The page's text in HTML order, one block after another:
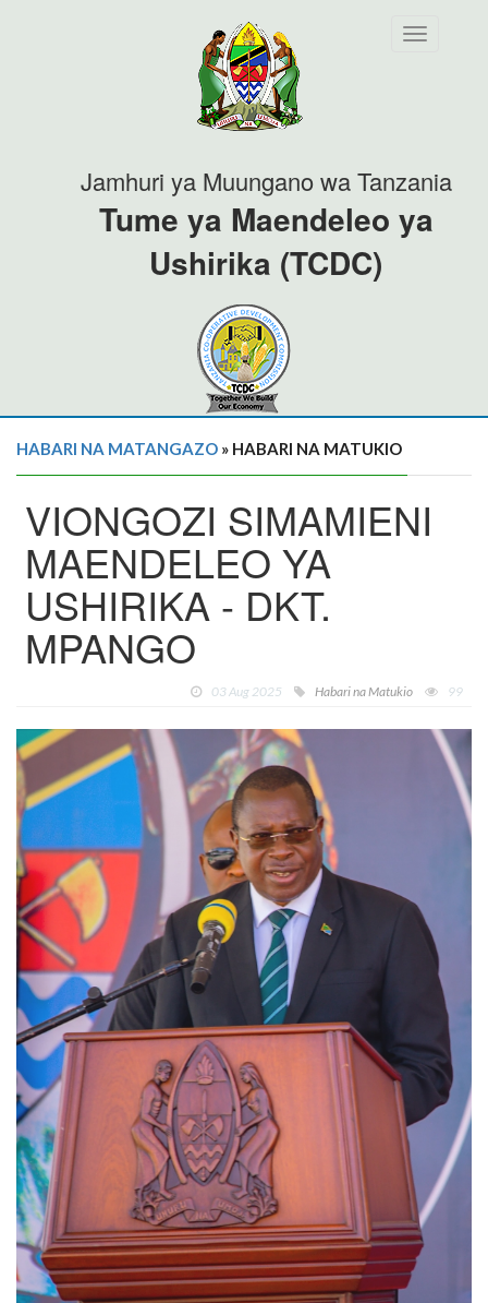
Toggle
Jamhuri ya Muungano wa Tanzania
Tume ya Maendeleo ya
Ushirika (TCDC)
HABARI NA MATANGAZO » HABARI NA MATUKIO
VIONGOZI SIMAMIENI
MAENDELEO YA
USHIRIKA - DKT.
MPANGO
03 Aug 2025 Habari na Matukio 99